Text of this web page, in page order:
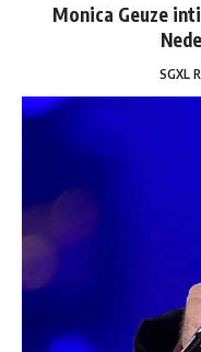
Monica Geuze
SGXL